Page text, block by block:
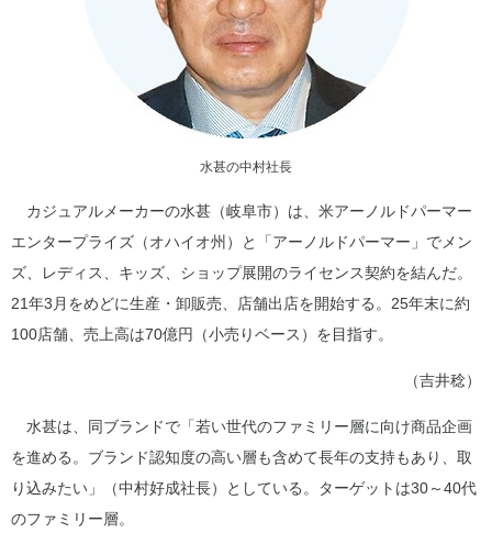
水甚の中村社長
カジュアルメーカーの水甚（岐阜市）は、米アーノルドパーマー
エンタープライズ（オハイオ州）と「アーノルドパーマー」でメン
ズ、レディス、キッズ、ショップ展開のライセンス契約を結んだ。
21年3月をめどに生産・卸販売、店舗出店を開始する。25年末に約
100店舗、売上高は70億円（小売りベース）を目指す。
（吉井稔）
水甚は、同ブランドで「若い世代のファミリー層に向け商品企画
を進める。ブランド認知度の高い層も含めて長年の支持もあり、取
り込みたい」（中村好成社長）としている。ターゲットは30～40代
のファミリー層。